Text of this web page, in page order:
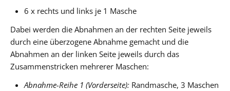
6 x rechts und links je 1 Masche
Dabei werden die Abnahmen an der rechten Seite jeweils
durch eine überzogene Abnahme gemacht und die
Abnahmen an der linken Seite jeweils durch das
Zusammenstricken mehrerer Maschen:
Abnahme-Reihe 1 (Vorderseite): Randmasche, 3 Maschen